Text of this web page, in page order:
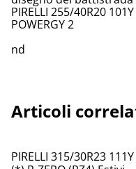
PIRELLI 255/40R20
POWERGY 2
nd
Articoli
%
PIRELLI 315/30R23 111Y